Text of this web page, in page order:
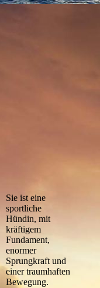
Sie ist eine
sportliche
Hündin, mit
kräftigem
Fundament,
enormer
Sprungkraft und
einer traumhaften
Bewegung.